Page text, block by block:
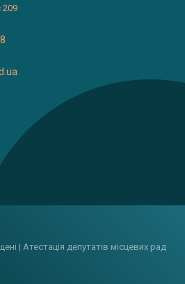
209
| Атестація депутатів місцевих рад